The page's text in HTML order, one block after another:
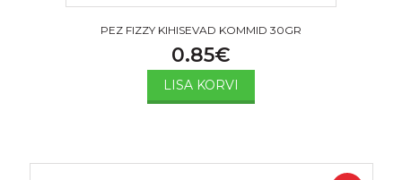
PEZ FIZZY KIHISEVAD KOMMID 30GR
0.85€
LISA KORVI